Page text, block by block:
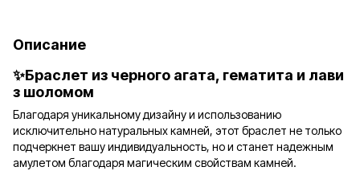
Описание
✨Браслет из черного агата, гематита и лави
з шоломом
Благодаря уникальному дизайну и использованию
исключительно натуральных камней, этот браслет не только
подчеркнет вашу индивидуальность, но и станет надежным
амулетом благодаря магическим свойствам камней.